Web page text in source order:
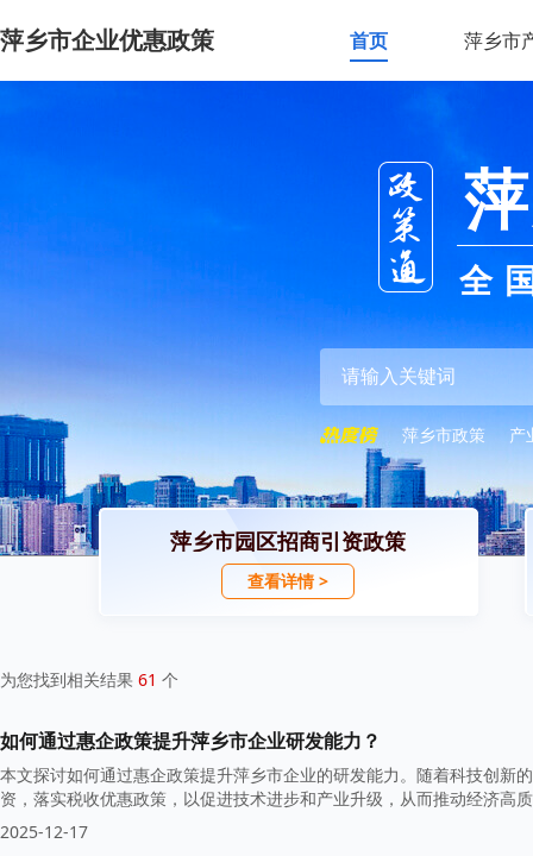
萍乡市企业优惠政策 首页 萍乡市
全
萍乡市政策 产
萍乡市园区招商引资政策
查看详情 >
为您找到相关结果 61 个
如何通过惠企政策提升萍乡市企业研发能力？
本文探讨如何通过惠企政策提升萍乡市企业的研发能力。随着科技创新
资，落实税收优惠政策，以促进技术进步和产业升级，从而推动经济高
2025-12-17